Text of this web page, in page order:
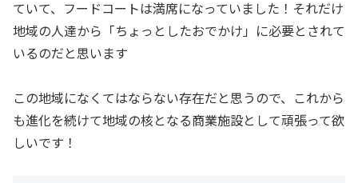
ていて、フードコートは満席になっていました！それだけ
地域の人達から「ちょっとしたおでかけ」に必要とされて
いるのだと思います
この地域になくてはならない存在だと思うので、これから
も進化を続けて地域の核となる商業施設として頑張って欲
しいです！